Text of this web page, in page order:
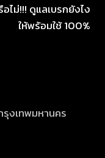
อไม่!!! ดูแลเบรกยังไง
ให้พร้อมใช้ 100%
งเทพมหานคร